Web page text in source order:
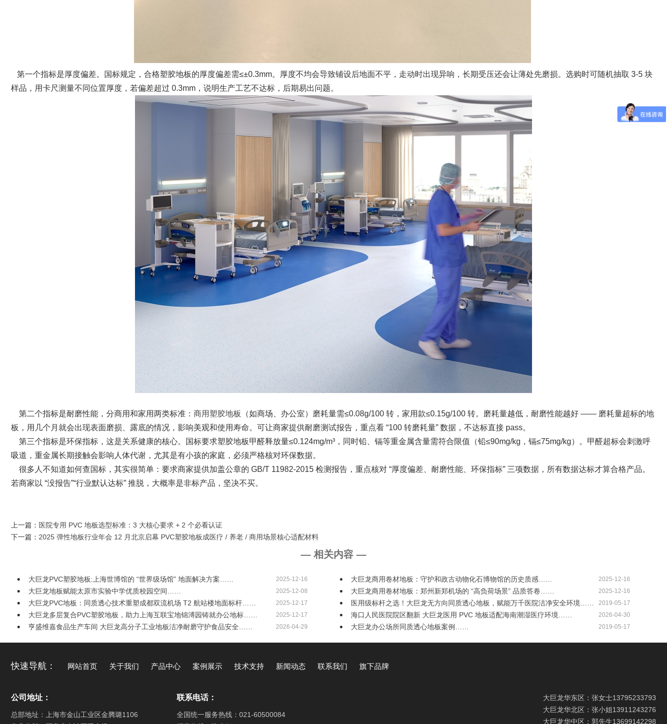
第一个指标是厚度偏差。国标规定，合格塑胶地板的厚度偏差需≤±0.3mm。厚度不均会导致铺设后地面不平，走动时出现异响，长期受压还会让薄处先磨损。选购时可随机抽取 3-5 块
样品，用卡尺测量不同位置厚度，若偏差超过 0.3mm，说明生产工艺不达标，后期易出问题。
第二个指标是耐磨性能，分商用和家用两类标准： 商用塑胶地板
（如商场、办公室）磨耗量需≤0.08g/100 转，家用款≤0.15g/100 转。磨耗量越低，耐磨性能越好 —— 磨耗量超标的地
板，用几个月就会出现表面磨损、露底的情况，影响美观和使用寿命。可让商家提供耐磨测试报告，重点看 “100 转磨耗量” 数据，不达标直接 pass。
第三个指标是环保指标，这是关系健康的核心。国标要求塑胶地板甲醛释放量≤0.124mg/m³，同时铅、镉等重金属含量需符合限值（铅≤90mg/kg，镉≤75mg/kg）。甲醛超标会刺激呼
吸道，重金属长期接触会影响人体代谢，尤其是有小孩的家庭，必须严格核对环保数据。
很多人不知道如何查国标，其实很简单：要求商家提供加盖公章的 GB/T 11982-2015 检测报告，重点核对 “厚度偏差、耐磨性能、环保指标” 三项数据，所有数据达标才算合格产品。
若商家以 “没报告”“行业默认达标” 推脱，大概率是非标产品，坚决不买。
上一篇： 医院专用 PVC 地板选型标准：3 大核心要求 + 2 个必看认证
下一篇： 2025 弹性地板行业年会 12 月北京启幕 PVC塑胶地板成医疗 / 养老 / 商用场景核心适配材料
— 相关内容 —
大巨龙PVC塑胶地板:上海世博馆的 “世界级场馆” 地面解决方案…… 2025-12-16 大巨龙商用卷材地板：守护和政古动物化石博物馆的历史质感…… 2025-12-16
大巨龙地板赋能太原市实验中学优质校园空间…… 2025-12-08 大巨龙商用卷材地板：郑州新郑机场的 “高负荷场景” 品质答卷…… 2025-12-16
大巨龙PVC地板：同质透心技术重塑成都双流机场 T2 航站楼地面标杆…… 2025-12-17 医用级标杆之选！大巨龙无方向同质透心地板，赋能万千医院洁净安全环境…… 2019-05-17
大巨龙多层复合PVC塑胶地板，助力上海互联宝地锦溥园铸就办公地标…… 2025-12-17 海口人民医院院区翻新 大巨龙医用 PVC 地板适配海南潮湿医疗环境…… 2026-04-30
亨盛维嘉食品生产车间 大巨龙高分子工业地板洁净耐磨守护食品安全…… 2026-04-29 大巨龙办公场所同质透心地板案例…… 2019-05-17
快速导航： 网站首页 关于我们 产品中心 案例展示 技术支持 新闻动态 联系我们 旗下品牌
公司地址：
总部地址：上海市金山工业区金腾璐1106
联系电话：
全国统一服务热线： 021-60500084
大巨龙华东区：张女士13795233793
大巨龙华北区：张小姐13911243276
大巨龙华中区：郭先生13699142298